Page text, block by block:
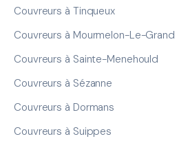
Couvreurs à Tinqueux
Couvreurs à Mourmelon-Le-Grand
Couvreurs à Sainte-Menehould
Couvreurs à Sézanne
Couvreurs à Dormans
Couvreurs à Suippes